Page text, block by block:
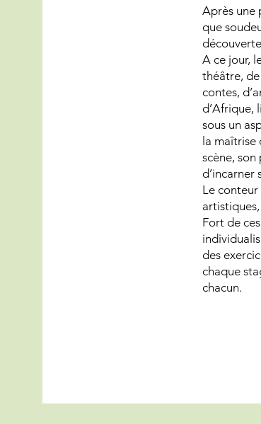
Après une
que
A ce jour,
théâtre,
contes,
d’Afrique,
sous un
la
scène,
d’incarner
Le
Fort de
des
chaque
chacun.